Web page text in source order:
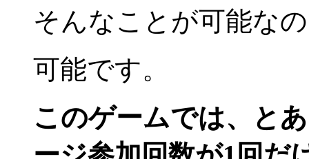
そんなことが可能な
可能です。
このゲームでは、と